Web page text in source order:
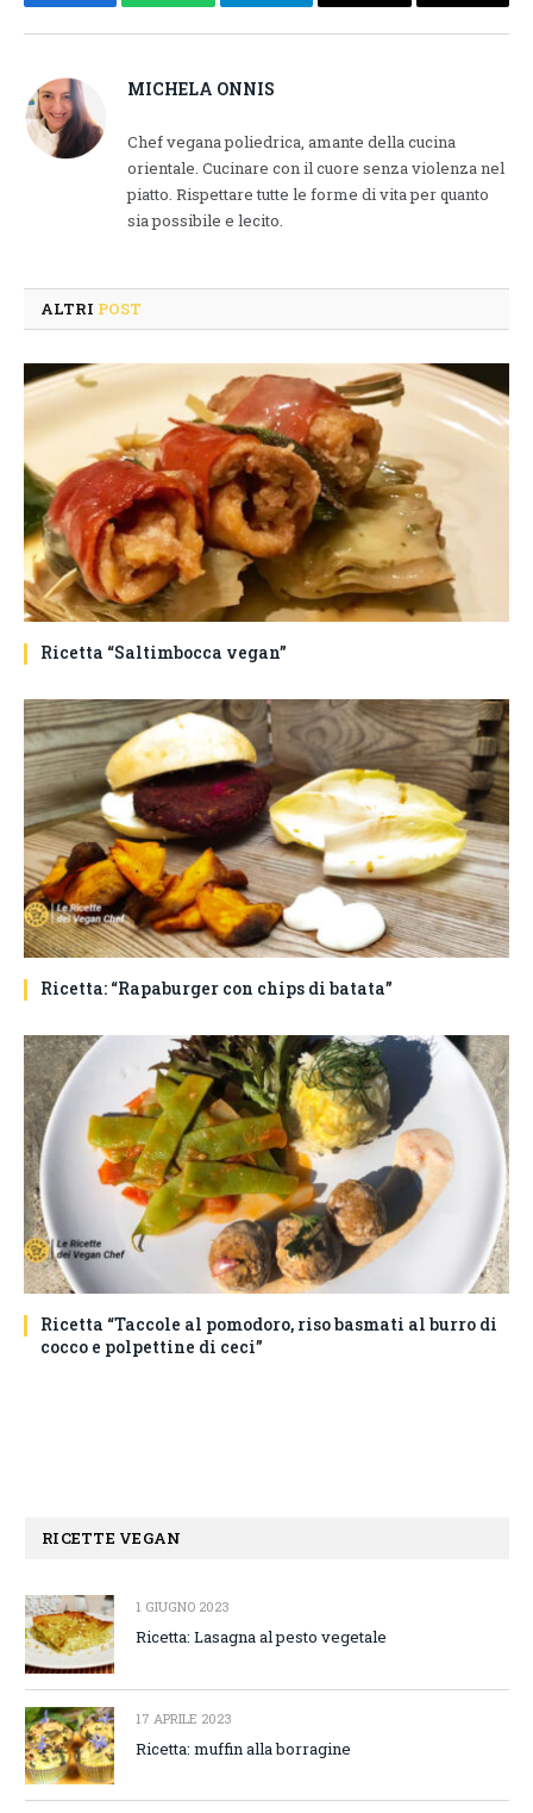
Facebook WhatsApp Telegram Email
Copy
MICHELA ONNIS
Chef vegana poliedrica, amante della cucina
orientale. Cucinare con il cuore senza violenza nel
piatto. Rispettare tutte le forme di vita per quanto
sia possibile e lecito.
ALTRI POST
Ricetta “Saltimbocca vegan”
Ricetta: “Rapaburger con chips di batata”
Ricetta “Taccole al pomodoro, riso basmati al burro di
cocco e polpettine di ceci”
RICETTE VEGAN
1 GIUGNO 2023
Ricetta: Lasagna al pesto vegetale
17 APRILE 2023
Ricetta: muffin alla borragine